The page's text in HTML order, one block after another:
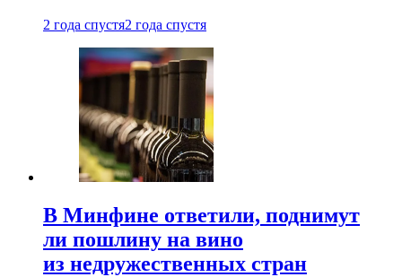
2 года спустя2 года спустя
В Минфине ответили, поднимут
ли пошлину на вино
из недружественных стран